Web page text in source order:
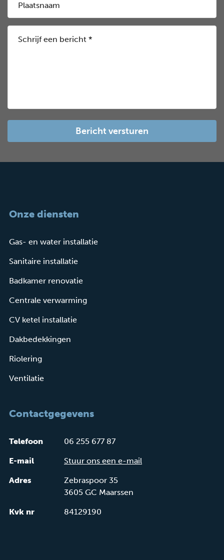
(Vereist)
een
Onze diensten
Gas- en water installatie
Sanitaire installatie
Badkamer renovatie
Centrale verwarming
CV ketel installatie
Dakbedekkingen
Riolering
Ventilatie
Contactgegevens
Telefoon 06 255 677 87
E-mail Stuur ons een e-mail
Adres
Zebraspoor 35
3605 GC Maarssen
Kvk nr 84129190